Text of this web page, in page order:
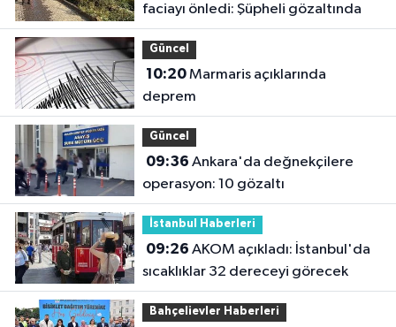
faciayı önledi: Şüpheli gözaltında
Güncel
10:20Marmaris açıklarında
deprem
Güncel
09:36
operasyon: 10 gözaltı
İstanbul Haberleri
09:26
sıcaklıklar 32 dereceyi görecek
Bahçelievler Haberleri